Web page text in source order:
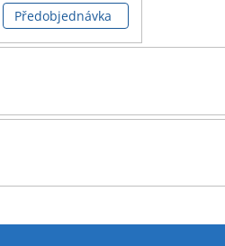
Předobjednávka